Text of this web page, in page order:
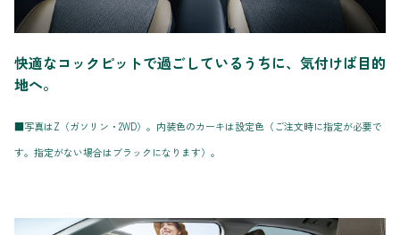
快適なコックピットで過ごしているうちに、気付けば目的
地へ。
■写真はZ（ガソリン・2WD）。内装色のカーキは設定色（ご注文時に指定が必要で
す。指定がない場合はブラックになります）。